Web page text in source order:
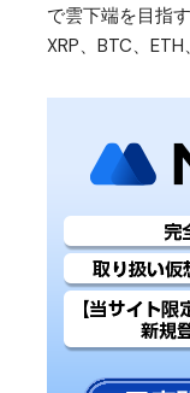
で雲下端を目指
XRP、BTC、ETH